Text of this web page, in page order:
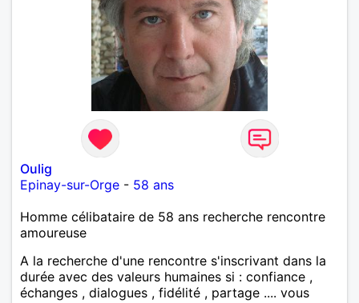
Oulig
Epinay-sur-Orge - 58 ans
Homme célibataire de 58 ans recherche rencontre
amoureuse
A la recherche d'une rencontre s'inscrivant dans la
durée avec des valeurs humaines si : confiance ,
échanges , dialogues , fidélité , partage .... vous